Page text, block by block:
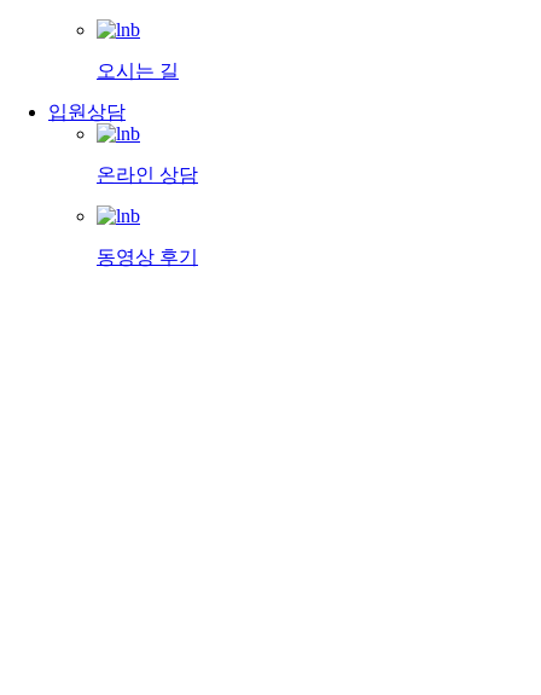
오시는 길
입원상담
온라인 상담
동영상 후기